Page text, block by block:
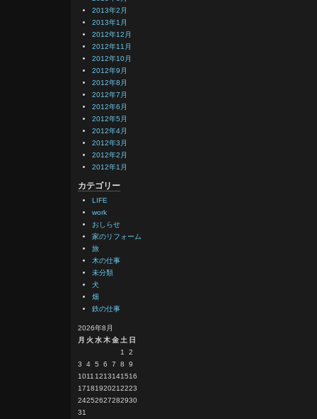
2013年2月
2013年1月
2012年12月
2012年11月
2012年10月
2012年9月
2012年8月
2012年7月
2012年6月
2012年5月
2012年4月
2012年3月
2012年2月
2012年1月
カテゴリー
LIFE
work
おしらせ
家のリフォーム
旅
木の仕事
未分類
犬
畑
鉄の仕事
2026年8月
月 火 水木金 土 日
1
2
3
4 5 6 7 8
9
1011 1213141516
17181920212223
24252627282930
31